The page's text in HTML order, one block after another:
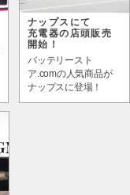
ナップスにて
充電器の店頭販売
開始！
バッテリースト
ア.comの人気商品が
ナップスに登場！